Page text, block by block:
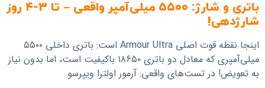
باتری و شارژ: ۵۵۰۰ میلی‌آمپر واقعی – تا ۳-۴ روز
شارژدهی!
اینجا نقطه قوت اصلی Armour Ultra است: باتری داخلی ۵۵۰۰
میلی‌آمپری که معادل دو باتری ۱۸۶۵۰ باکیفیت است، اما بدون نیاز
به تعویض! در تست‌های واقعی: آرمور اولترا ویپرسو